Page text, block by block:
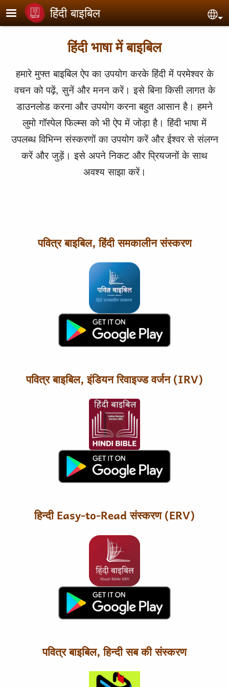
Skip to main content
हिंदी बाइबिल
हिंदी भाषा में बाइबिल
हमारे मुफ्त बाइबिल ऐप का उपयोग करके हिंदी में परमेश्वर के
वचन को पढ़ें, सुनें और मनन करें। इसे बिना किसी लागत के
डाउनलोड करना और उपयोग करना बहुत आसान है। हमने
लुमो गॉस्पेल फिल्म्स को भी ऐप में जोड़ा है। हिंदी भाषा में
उपलब्ध विभिन्न संस्करणों का उपयोग करें और ईश्वर से संलग्न
करें और जुड़ें। इसे अपने निकट और प्रियजनों के साथ
अवश्य साझा करें।
पवित्र बाइबिल, हिंदी समकालीन संस्करण
पवित्र बाइबिल, इंडियन रिवाइज्ड वर्जन (IRV)
हिन्दी Easy-to-Read संस्करण (ERV)
पवित्र बाइबिल, हिन्दी सब की संस्करण